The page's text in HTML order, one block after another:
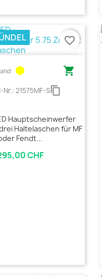
circle 
Nr.: 21575MF-Scontent_copy
Hauptscheinwerfer
Haltelaschen für MF
Fendt...
CHF
favorite_border